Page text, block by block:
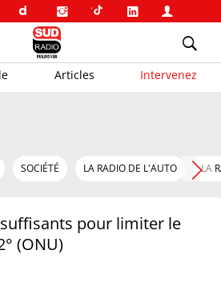
Articles Intervenez
SOCIÉTÉ LA RADIO DE L'AUTO LA
pour limiter le
(ONU)